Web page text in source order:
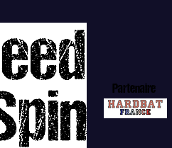
Partenaire